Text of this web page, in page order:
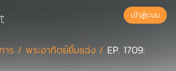
เข้าสู่ระบบ
าร /พระอาทิตย์ยิ้มแฉ่ง / EP. 1709: